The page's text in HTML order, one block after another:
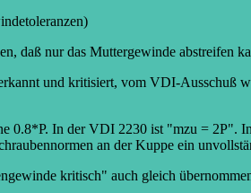
daß nur das Muttergewinde abstreifen
und kritisiert, vom VDI-Ausschuß
0.8*P. In der VDI 2230 ist "mzu = 2P".
an der Kuppe ein
kritisch" auch gleich